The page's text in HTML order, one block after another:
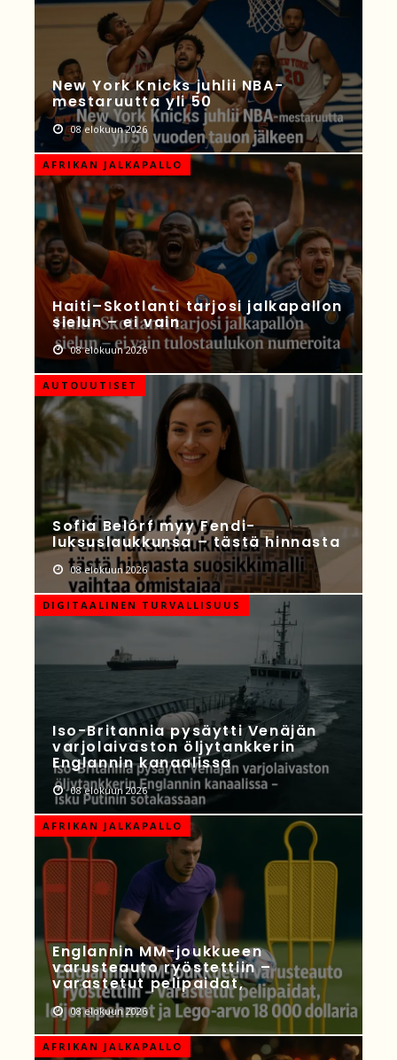
New York Knicks juhlii NBA-
mestaruutta yli 50
08 elokuun 2026
AFRIKAN JALKAPALLO
Haiti–Skotlanti tarjosi jalkapallon
sielun – ei vain
08 elokuun 2026
AUTOUUTISET
Sofia Belórf myy Fendi-
luksuslaukkunsa – tästä hinnasta
08 elokuun 2026
DIGITAALINEN TURVALLISUUS
Iso-Britannia pysäytti Venäjän
varjolaivaston öljytankkerin
Englannin kanaalissa
08 elokuun 2026
AFRIKAN JALKAPALLO
Englannin MM-joukkueen
varusteauto ryöstettiin –
varastetut pelipaidat,
08 elokuun 2026
AFRIKAN JALKAPALLO